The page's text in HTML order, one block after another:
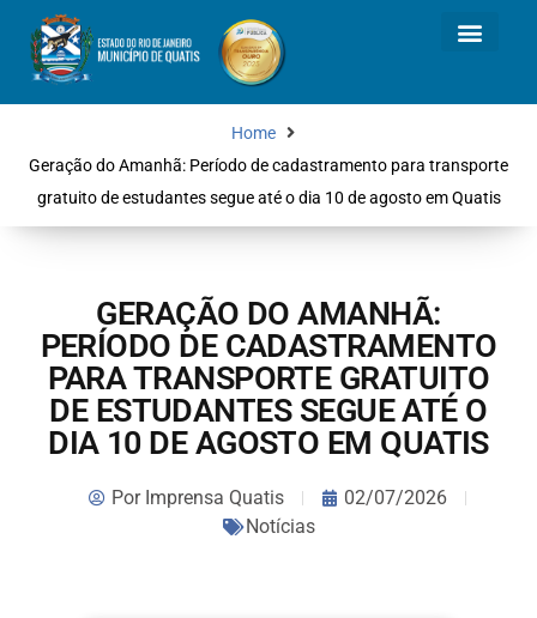
Home
Geração do Amanhã: Período de cadastramento para transporte
gratuito de estudantes segue até o dia 10 de agosto em Quatis
GERAÇÃO DO AMANHÃ:
PERÍODO DE CADASTRAMENTO
PARA TRANSPORTE GRATUITO
DE ESTUDANTES SEGUE ATÉ O
DIA 10 DE AGOSTO EM QUATIS
PorImprensa Quatis
02/07/2026
Notícias